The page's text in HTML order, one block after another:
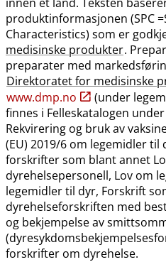
produktinformasjonen (SPC
Characteristics) som er
medisinske produkter.
preparater med
Direktoratet for medisinske
www.dmp.no
(under
finnes i Felleskatalogen
Rekvirering og bruk av
(EU) 2019/6 om legemidler
forskrifter som blant annet
dyrehelsepersonell, Lov om
legemidler til dyr, Forskrift
dyrehelseforskriften med
og bekjempelse av
forskrifter om dyrehelse.